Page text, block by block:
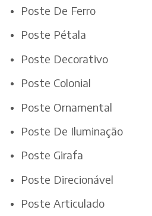
Poste De Ferro
Poste Pétala
Poste Decorativo
Poste Colonial
Poste Ornamental
Poste De Iluminação
Poste Girafa
Poste Direcionável
Poste Articulado